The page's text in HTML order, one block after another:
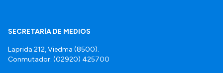
SECRETARÍA DE MEDIOS
Laprida 212, Viedma (8500).
Conmutador: (02920) 425700